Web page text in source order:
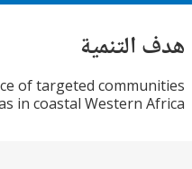
of targeted
areas in coastal Western